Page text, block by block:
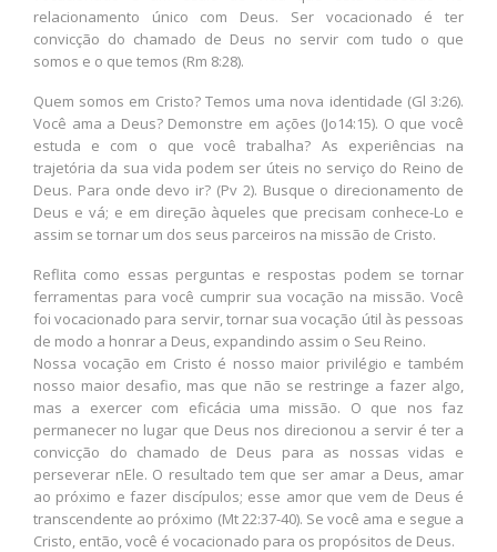
relacionamento único com Deus. Ser vocacionado é ter
convicção do chamado de Deus no servir com tudo o que
somos e o que temos (Rm 8:28).
Quem somos em Cristo? Temos uma nova identidade (Gl 3:26).
Você ama a Deus? Demonstre em ações (Jo14:15). O que você
estuda e com o que você trabalha? As experiências na
trajetória da sua vida podem ser úteis no serviço do Reino de
Deus. Para onde devo ir? (Pv 2). Busque o direcionamento de
Deus e vá; e em direção àqueles que precisam conhece-Lo e
assim se tornar um dos seus parceiros na missão de Cristo.
Reflita como essas perguntas e respostas podem se tornar
ferramentas para você cumprir sua vocação na missão. Você
foi vocacionado para servir, tornar sua vocação útil às pessoas
de modo a honrar a Deus, expandindo assim o Seu Reino.
Nossa vocação em Cristo é nosso maior privilégio e também
nosso maior desafio, mas que não se restringe a fazer algo,
mas a exercer com eficácia uma missão. O que nos faz
permanecer no lugar que Deus nos direcionou a servir é ter a
convicção do chamado de Deus para as nossas vidas e
perseverar nEle. O resultado tem que ser amar a Deus, amar
ao próximo e fazer discípulos; esse amor que vem de Deus é
transcendente ao próximo (Mt 22:37-40). Se você ama e segue a
Cristo, então, você é vocacionado para os propósitos de Deus.